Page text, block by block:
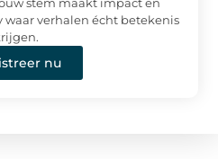
verhalen écht betekenis
nu